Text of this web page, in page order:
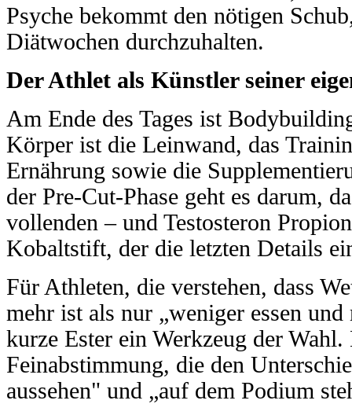
Psyche bekommt den nötigen
Diätwochen durchzuhalten.
Der Athlet als Künstler seiner
Am Ende des Tages ist
Körper ist die Leinwand, das
Ernährung sowie die
der Pre-Cut-Phase geht es darum,
vollenden – und Testosteron
Kobaltstift, der die letzten Details
Für Athleten, die verstehen, dass
mehr ist als nur „weniger essen
kurze Ester ein Werkzeug der
Feinabstimmung, die den
aussehen" und „auf dem Podium